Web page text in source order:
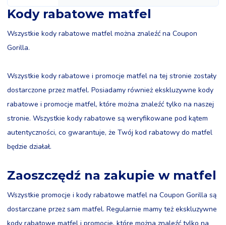
Kody rabatowe matfel
Wszystkie kody rabatowe matfel można znaleźć na Coupon
Gorilla.
Wszystkie kody rabatowe i promocje matfel na tej stronie zostały
dostarczone przez matfel. Posiadamy również ekskluzywne kody
rabatowe i promocje matfel, które można znaleźć tylko na naszej
stronie. Wszystkie kody rabatowe są weryfikowane pod kątem
autentyczności, co gwarantuje, że Twój kod rabatowy do matfel
będzie działał.
Zaoszczędź na zakupie w matfel
Wszystkie promocje i kody rabatowe matfel na Coupon Gorilla są
dostarczane przez sam matfel. Regularnie mamy też ekskluzywne